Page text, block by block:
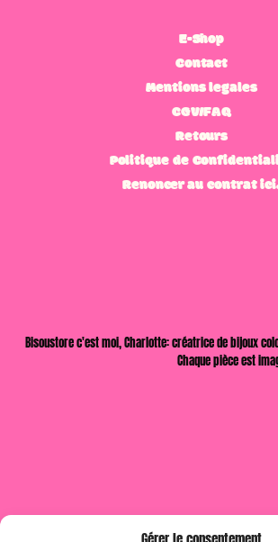
E-Shop
Contact
Mentions legales
CGV/FAQ
Retours
Politique de
Renoncer au contrat
Bisoustore c'est moi, Charlotte: créatrice de bijoux
Chaque pièce est